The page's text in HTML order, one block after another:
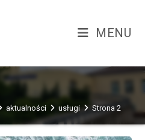
MENU
aktualności usługi Strona 2